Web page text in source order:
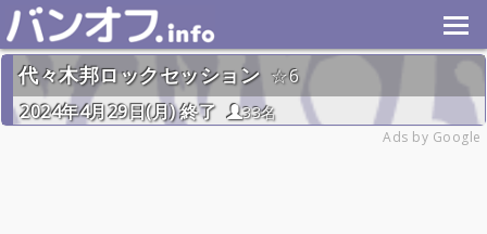
代々木邦ロックセッション
6
2024年4月29日(月) 終了
33名
Ads by Google